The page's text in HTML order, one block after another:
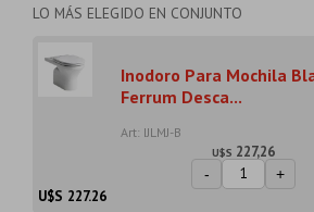
LO MÁS ELEGIDO EN CONJUNTO
Inodoro Para Mochila
Ferrum Desca...
Art: IJLMJ-B
U$S 227,26
- +
U$S 227.26